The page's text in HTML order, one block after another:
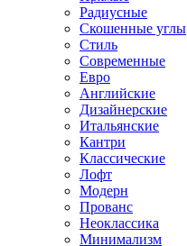
Радиусные
Скошенные углы
Стиль
Современные
Евро
Английские
Дизайнерские
Итальянские
Кантри
Классические
Лофт
Модерн
Прованс
Неоклассика
Минимализм